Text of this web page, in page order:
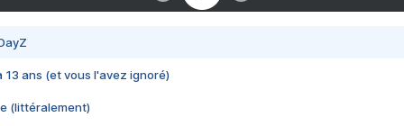
13 ans (et vous l'avez ignoré)
(littéralement)